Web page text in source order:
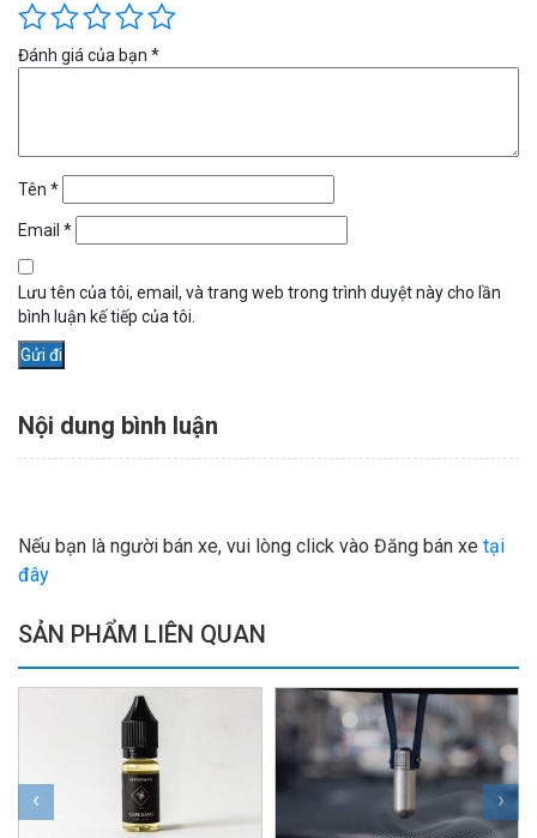
Đánh giá của bạn *
Tên *
Email *
Lưu tên của tôi, email, và trang web trong trình duyệt này cho lần
bình luận kế tiếp của tôi.
Nội dung bình luận
Nếu bạn là người bán xe, vui lòng click vào Đăng bán xe tại
đây
SẢN PHẨM LIÊN QUAN
‹ ›